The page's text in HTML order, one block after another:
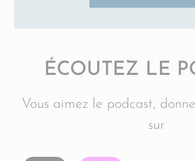
ÉCOUTEZ LE
Vous aimez le podcast,
sur